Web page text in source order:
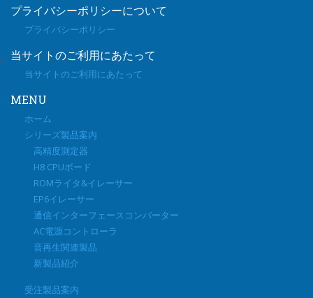
プライバシーポリシーについて
プライバシーポリシー
当サイトのご利用にあたって
当サイトのご利用にあたって
MENU
ホーム
シリーズ製品案内
高精度測定器
H8 CPUボード
ROMライタ&イレーサー
EP6イレーサー
通信インターフェースコンバーター
AC電源コントローラ
音再生関連製品
新製品紹介
受注製品案内